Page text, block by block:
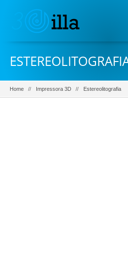
Home Impressora 3D Estereolitografia